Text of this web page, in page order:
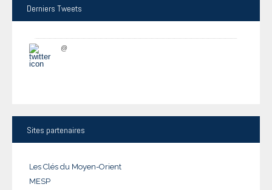
Derniers Tweets
@
Sites partenaires
Les Clés du Moyen-Orient
MESP